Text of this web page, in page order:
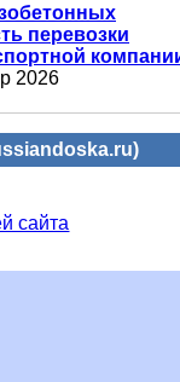
перевозки
2026
сайта